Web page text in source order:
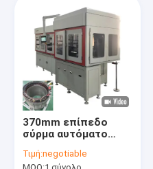
370mm επίπεδο
σύρμα αυτόματο
περιέλιξη μηχανή
Τιμή:negotiable